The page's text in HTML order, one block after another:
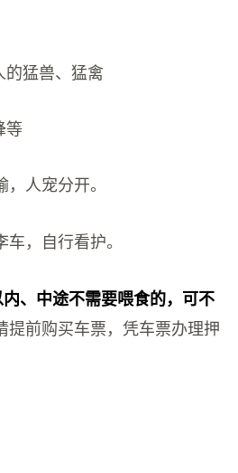
的猛兽、猛禽
等
人宠分开。
，自行看护。
、中途不需要喂食的，可不
提前购买车票，凭车票办理押